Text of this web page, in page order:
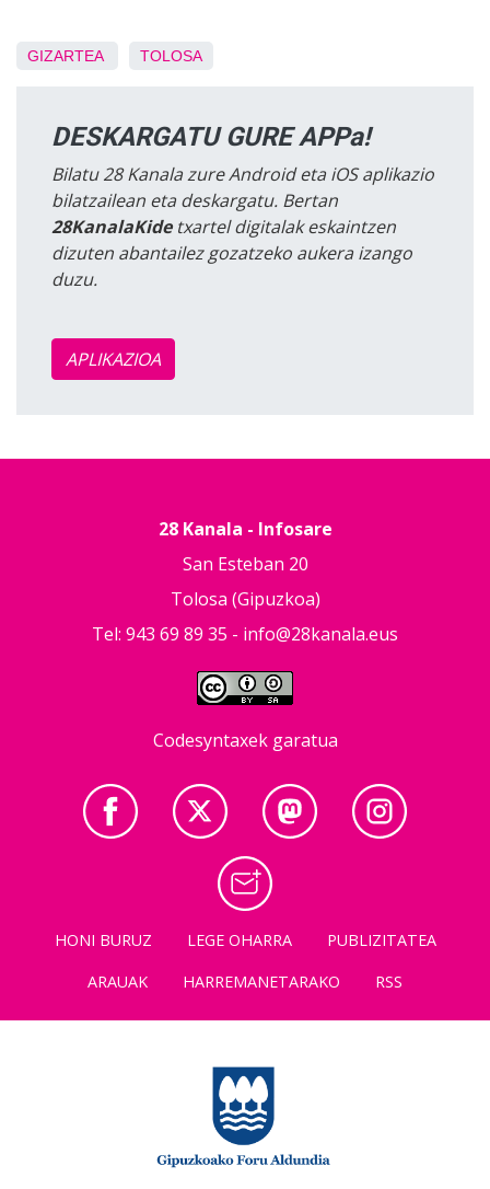
GIZARTEA TOLOSA
DESKARGATU GURE APPa!
Bilatu 28 Kanala zure Android eta iOS aplikazio
bilatzailean eta deskargatu. Bertan
28KanalaKidetxartel digitalak eskaintzen
dizuten abantailez gozatzeko aukera izango
duzu.
APLIKAZIOA
28 Kanala - Infosare
San Esteban 20
Tolosa (Gipuzkoa)
Tel: 943 69 89 35 - info@28kanala.eus
Codesyntaxek garatua
HONI BURUZ LEGE OHARRA
PUBLIZITATEA
ARAUAK
HARREMANETARAKO RSS